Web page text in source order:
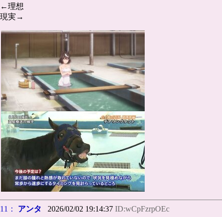
←理想
現実→
11： アンタ 2026/02/02 19:14:37 ID:wCpFzrpOEc